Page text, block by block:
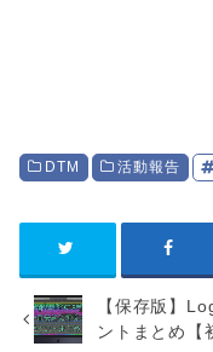
DTM 活動報告
【保存版】
ントまとめ【